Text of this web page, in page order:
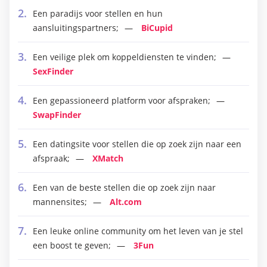
Een paradijs voor stellen en hun
aansluitingspartners;
BiCupid
Een veilige plek om koppeldiensten te vinden;
SexFinder
Een gepassioneerd platform voor afspraken;
SwapFinder
Een datingsite voor stellen die op zoek zijn naar een
afspraak;
XMatch
Een van de beste stellen die op zoek zijn naar
mannensites;
Alt.com
Een leuke online community om het leven van je stel
een boost te geven;
3Fun